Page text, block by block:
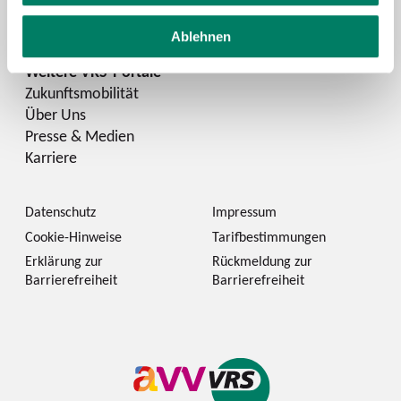
Ablehnen
LinkedIn
Zukunftsmobilität
Über Uns
Presse & Medien
Karriere
Datenschutz
Impressum
Cookie-Hinweise
Tarifbestimmungen
Erklärung zur
Barrierefreiheit
Rückmeldung zur
Barrierefreiheit